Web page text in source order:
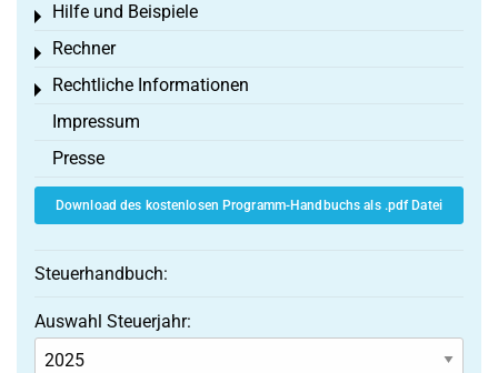
Hilfe und Beispiele
Toggle menu
Rechner
Toggle menu
Rechtliche Informationen
Toggle menu
Impressum
Presse
Download des kostenlosen Programm-Handbuchs als .pdf Datei
Steuerhandbuch:
Auswahl Steuerjahr: